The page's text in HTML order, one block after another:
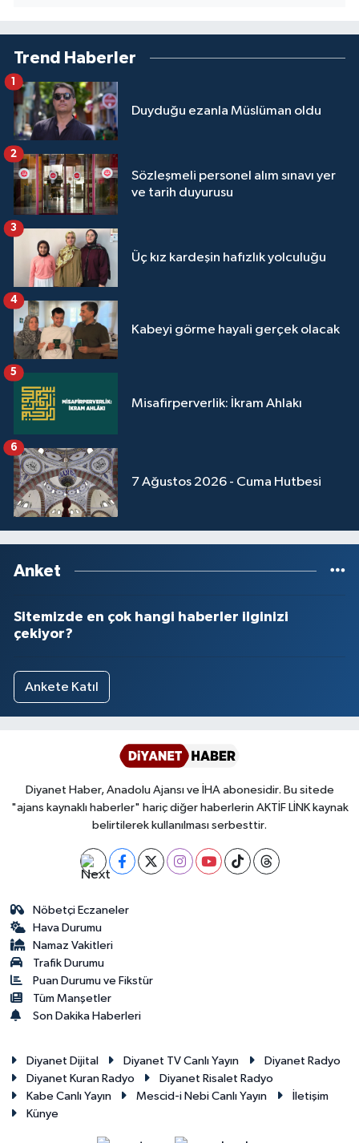
Trend Haberler
Duyduğu ezanla Müslüman oldu
1
Sözleşmeli personel alım sınavı yer
ve tarih duyurusu
2
Üç kız kardeşin hafızlık yolculuğu
3
Kabeyi görme hayali gerçek olacak
4
Misafirperverlik: İkram Ahlakı
5
7 Ağustos 2026 - Cuma Hutbesi
6
Anket
Sitemizde en çok hangi haberler ilginizi
çekiyor?
Ankete Katıl
Diyanet Haber, Anadolu Ajansı ve İHA abonesidir. Bu sitede
"ajans kaynaklı haberler" hariç diğer haberlerin AKTİF LİNK kaynak
belirtilerek kullanılması serbesttir.
Nöbetçi Eczaneler
Hava Durumu
Namaz Vakitleri
Trafik Durumu
Puan Durumu ve Fikstür
Tüm Manşetler
Son Dakika Haberleri
Diyanet Dijital Diyanet TV Canlı Yayın
Diyanet Radyo
Diyanet Kuran Radyo
Diyanet Risalet Radyo
Kabe Canlı Yayın
Mescid-i Nebi Canlı Yayın
İletişim
Künye
Sinop Müftülüğü
Şanlıurfa Müftülüğü
Şırnak Müftülüğü
Tekirdağ Müftülüğü
Tokat Müftülüğü
Trabzon Müftülüğü
Tunceli Müftülüğü
Uşak Müftülüğü
Van Müftülüğü
Yozgat Müftülüğü